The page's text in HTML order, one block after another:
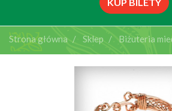
Strona główna Sklep Biżuteria